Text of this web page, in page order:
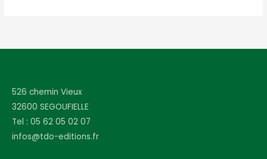
526 chemin Vieux
32600 SEGOUFIELLE
Tel : 05 62 05 02 07
infos@tdo-editions.fr